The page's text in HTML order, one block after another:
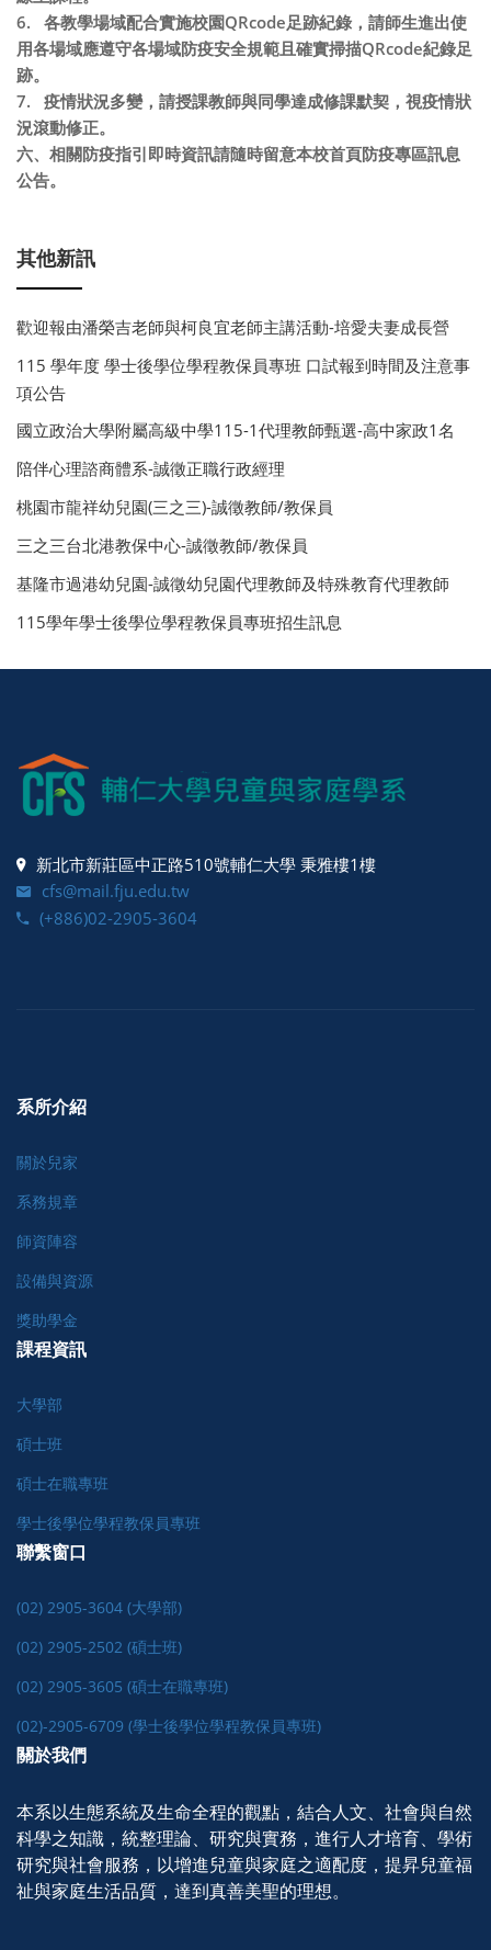
6. 各教學場域配合實施校園QRcode足跡紀錄，請師生進出使
用各場域應遵守各場域防疫安全規範且確實掃描QRcode紀錄足
跡。
7. 疫情狀況多變，請授課教師與同學達成修課默契，視疫情狀
況滾動修正。
六、相關防疫指引即時資訊請隨時留意本校首頁防疫專區訊息
公告。
其他新訊
歡迎報由潘榮吉老師與柯良宜老師主講活動-培愛夫妻成長營
115 學年度 學士後學位學程教保員專班 口試報到時間及注意事
項公告
國立政治大學附屬高級中學115-1代理教師甄選-高中家政1名
陪伴心理諮商體系-誠徵正職行政經理
桃園市龍祥幼兒園(三之三)-誠徵教師/教保員
三之三台北港教保中心-誠徵教師/教保員
基隆市過港幼兒園-誠徵幼兒園代理教師及特殊教育代理教師
115學年學士後學位學程教保員專班招生訊息
新北市新莊區中正路510號輔仁大學 秉雅樓1樓
cfs@mail.fju.edu.tw
(+886)02-2905-3604
系所介紹
關於兒家
系務規章
師資陣容
設備與資源
獎助學金
課程資訊
大學部
碩士班
碩士在職專班
學士後學位學程教保員專班
聯繫窗口
(02) 2905-3604 (大學部)
(02) 2905-2502 (碩士班)
(02) 2905-3605 (碩士在職專班)
(02)-2905-6709 (學士後學位學程教保員專班)
關於我們
本系以生態系統及生命全程的觀點，結合人文、社會與自然
科學之知識，統整理論、研究與實務，進行人才培育、學術
研究與社會服務，以增進兒童與家庭之適配度，提昇兒童福
祉與家庭生活品質，達到真善美聖的理想。